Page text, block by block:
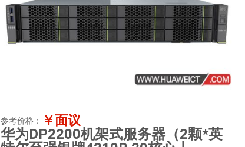
参考价格： ￥面议
华为DP2200机架式服务器（2颗*英